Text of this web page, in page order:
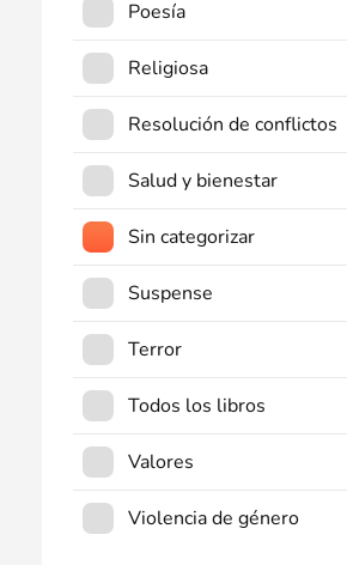
Poesía
Religiosa
Resolución de conflictos
Salud y bienestar
Sin categorizar
Suspense
Terror
Todos los libros
Valores
Violencia de género